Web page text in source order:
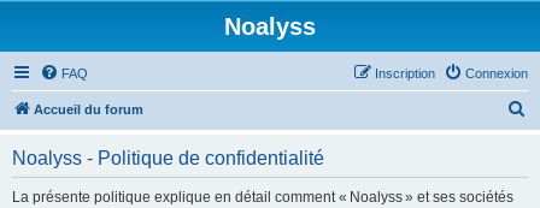
Noalyss
FAQ Connexion
Inscription
Accueil du forum
Noalyss - Politique de confidentialité
La présente politique explique en détail comment « Noalyss » et ses sociétés